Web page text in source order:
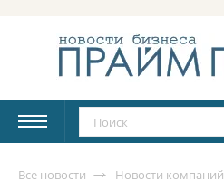
Все новости Новости компаний